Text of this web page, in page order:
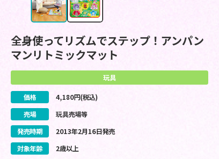
全身使ってリズムでステップ！アンパン
マンリトミックマット
玩具
価格 4,180円(税込)
売場
玩具売場等
発売時期
2013年2月16日発売
対象年齢
2歳以上